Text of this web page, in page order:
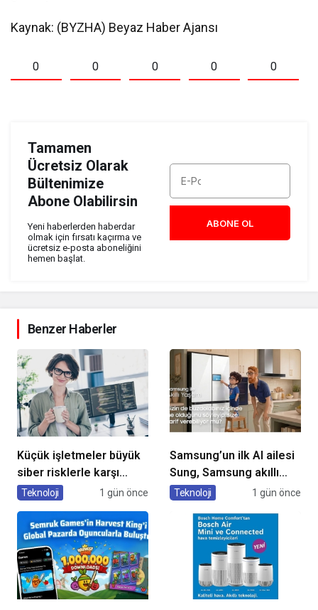
Kaynak: (BYZHA) Beyaz Haber Ajansı
0 0 0 0 0
Tamamen
Ücretsiz Olarak
Bültenimize
Abone Olabilirsin
Yeni haberlerden haberdar
olmak için fırsatı kaçırma ve
ücretsiz e-posta aboneliğini
hemen başlat.
ABONE OL
Benzer Haberler
Küçük işletmeler büyük
siber risklerle karşı
karşıya
Teknoloji 1 gün önce
Samsung’un ilk AI ailesi
Sung, Samsung akıllı
yaşam deneyimini
Teknoloji 1 gün önce